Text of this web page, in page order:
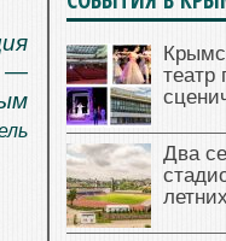
—
театр
Два